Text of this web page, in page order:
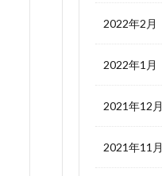
2022年2月
2022年1月
2021年12月
2021年11月